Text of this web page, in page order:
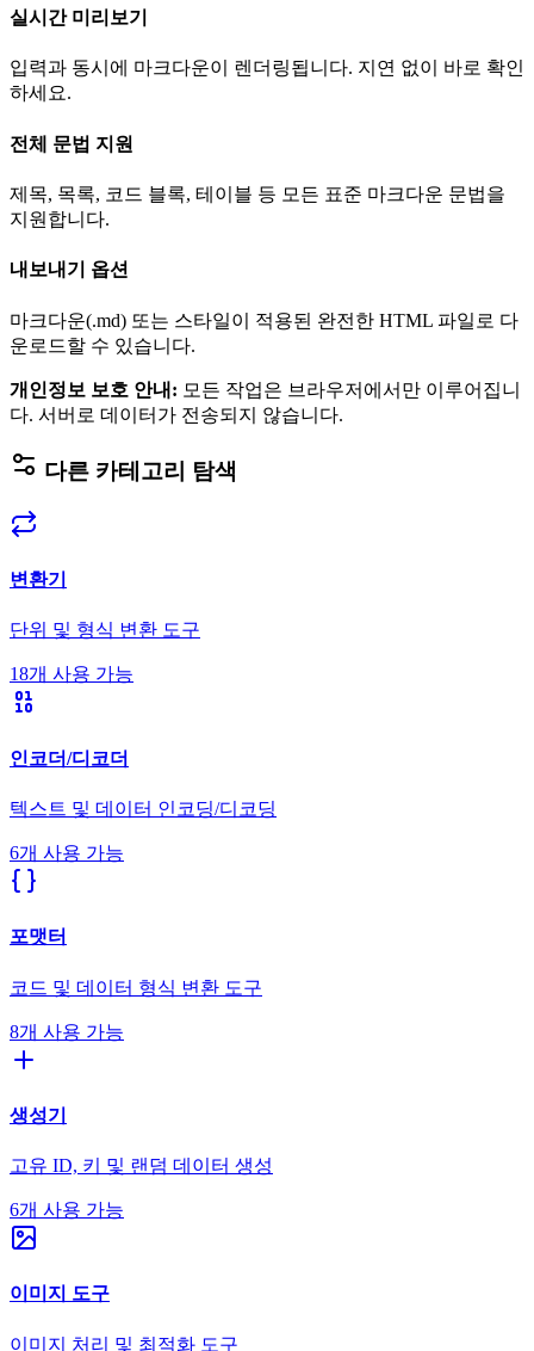
실시간 미리보기
입력과 동시에 마크다운이 렌더링됩니다. 지연 없이 바로 확인
하세요.
전체 문법 지원
제목, 목록, 코드 블록, 테이블 등 모든 표준 마크다운 문법을
지원합니다.
내보내기 옵션
마크다운(.md) 또는 스타일이 적용된 완전한 HTML 파일로 다
운로드할 수 있습니다.
개인정보 보호 안내 : 모든 작업은 브라우저에서만 이루어집니
다. 서버로 데이터가 전송되지 않습니다.
다른 카테고리 탐색
변환기
단위 및 형식 변환 도구
18개 사용 가능
인코더/디코더
텍스트 및 데이터 인코딩/디코딩
6개 사용 가능
포맷터
코드 및 데이터 형식 변환 도구
8개 사용 가능
생성기
고유 ID, 키 및 랜덤 데이터 생성
6개 사용 가능
이미지 도구
이미지 처리 및 최적화 도구